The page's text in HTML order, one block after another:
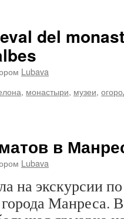
del
Lubava
, монастыри, музеи,
в
Lubava
на экскурсии
Манреса.